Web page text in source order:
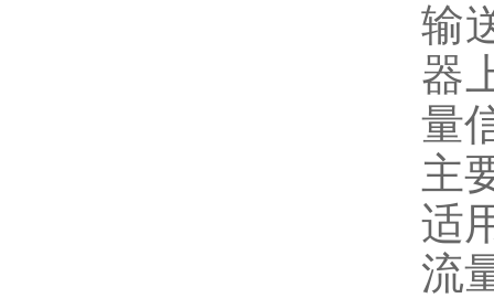
输
器
量
主
适
流